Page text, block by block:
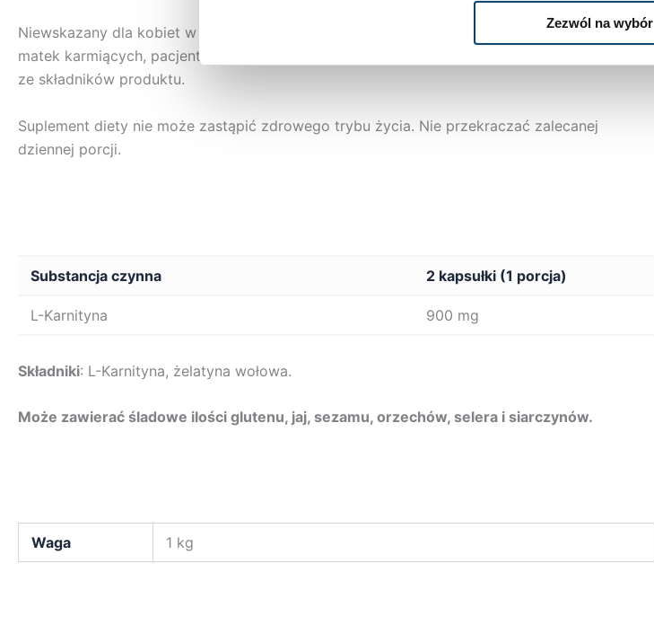
Zezwól na wybór
Niewskazany dla kobiet w ciąży,
matek karmiących, pacjentów z chorobami wątroby oraz osób uczulonych na którykolwiek
ze składników produktu.
Suplement diety nie może zastąpić zdrowego trybu życia. Nie przekraczać zalecanej
dziennej porcji.
Substancja czynna 2 kapsułki (1 porcja)
L-Karnityna 900 mg
Składniki: L-Karnityna, żelatyna wołowa.
Może zawierać śladowe ilości glutenu, jaj, sezamu, orzechów, selera i siarczynów.
Waga 1 kg